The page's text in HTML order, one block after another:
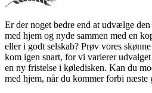
Er der noget bedre end at udvælge
med hjem og nyde sammen med en
eller i godt selskab? Prøv vores
kom igen snart, for vi varierer
en ny fristelse i køledisken. Kan du
med hjem, når du kommer forbi næste